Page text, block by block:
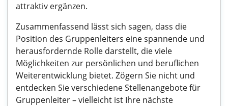
attraktiv ergänzen.
Zusammenfassend lässt sich sagen, dass die
Position des Gruppenleiters eine spannende und
herausfordernde Rolle darstellt, die viele
Möglichkeiten zur persönlichen und beruflichen
Weiterentwicklung bietet. Zögern Sie nicht und
entdecken Sie verschiedene Stellenangebote für
Gruppenleiter – vielleicht ist Ihre nächste